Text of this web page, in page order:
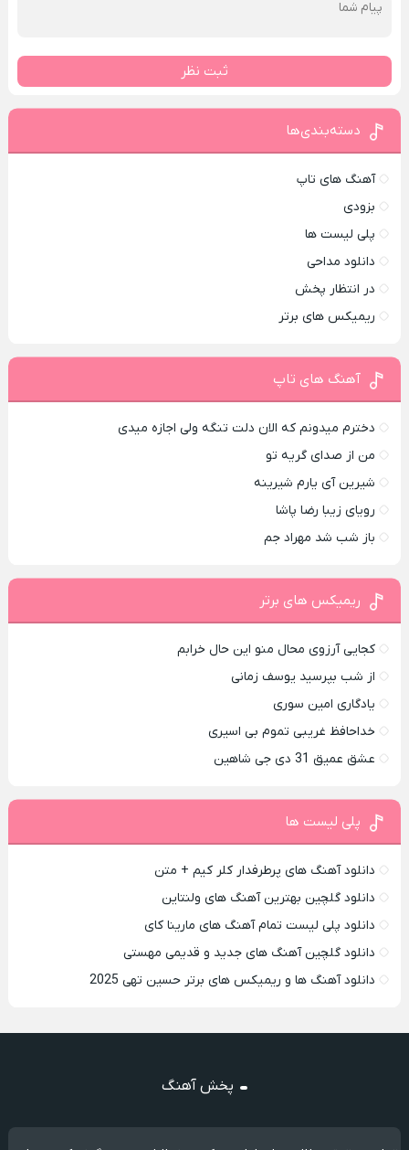
ثبت نظر
دسته‌بندی‌ها
آهنگ های تاپ
بزودی
پلی لیست ها
دانلود مداحی
در انتظار پخش
ریمیکس های برتر
آهنگ های تاپ
دخترم میدونم که الان دلت تنگه ولی اجازه میدی
من از صدای گريه تو
شیرین آی یارم شیرینه
رویای زیبا رضا پاشا
باز شب شد مهراد جم
ریمیکس های برتر
کجایی آرزوی محال منو این حال خرابم
از شب بپرسید یوسف زمانی
یادگاری امین سوری
خداحافظ غریبی تموم بی اسیری
عشق عمیق 31 دی جی شاهین
پلی لیست ها
دانلود آهنگ های پرطرفدار کلر کیم + متن
دانلود گلچین بهترین آهنگ های ولنتاین
دانلود پلی لیست تمام آهنگ های مارینا کای
دانلود گلچین آهنگ های جدید و قدیمی مهستی
دانلود آهنگ ها و ریمیکس های برتر حسین تهی 2025
پخش آهنگ